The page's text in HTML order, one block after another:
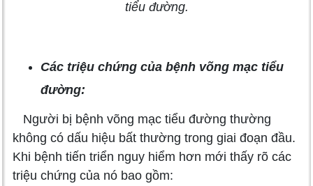
tiểu đường.
Các triệu chứng của bệnh võng mạc tiểu
đường:
Người bị bệnh võng mạc tiểu đường thường
không có dấu hiệu bất thường trong giai đoạn đầu.
Khi bệnh tiến triển nguy hiểm hơn mới thấy rõ các
triệu chứng của nó bao gồm: